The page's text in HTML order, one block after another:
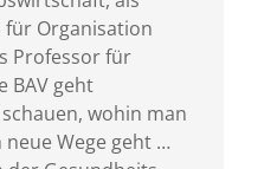
Organisation
Professor für
BAV geht
wohin man
Wege geht …